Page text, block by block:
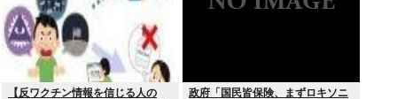
【反ワクチン情報を信じる人の
政府「国民皆保険、まずロキソニ